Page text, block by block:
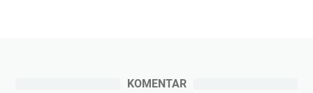
KOMENTAR